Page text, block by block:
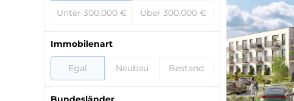
Unter 300.000 € Über 300.000 €
Immobilenart
Egal Neubau Bestand